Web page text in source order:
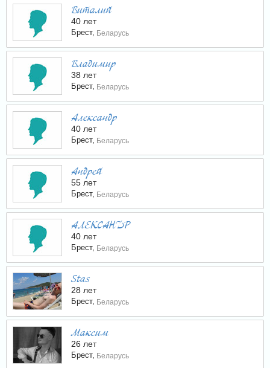
Виталий
40 лет
Брест, Беларусь
Владимир
38 лет
Брест, Беларусь
Александр
40 лет
Брест, Беларусь
Андрей
55 лет
Брест, Беларусь
АЛЕКСАНДР
40 лет
Брест, Беларусь
Stas
28 лет
Брест, Беларусь
Максим
26 лет
Брест, Беларусь